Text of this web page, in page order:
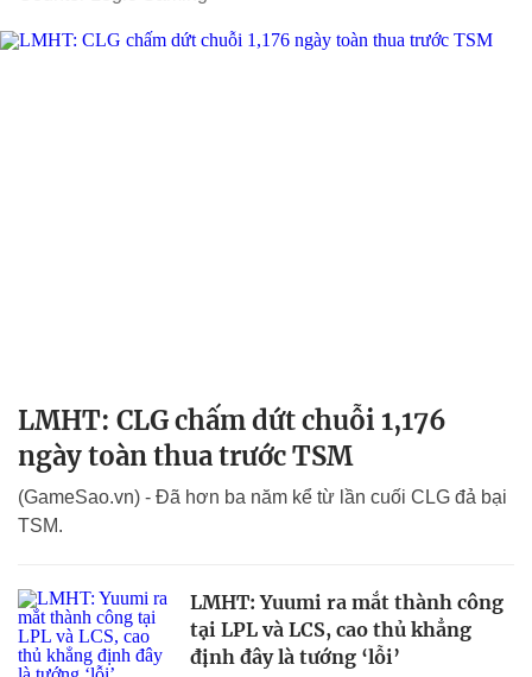
LMHT: CLG chấm dứt chuỗi 1,176
ngày toàn thua trước TSM
(GameSao.vn) - Đã hơn ba năm kể từ lần cuối CLG đả bại
TSM.
LMHT: Yuumi ra mắt thành công
tại LPL và LCS, cao thủ khẳng
định đây là tướng ‘lỗi’